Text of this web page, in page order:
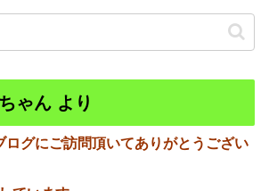
ゃん より
ログにご訪問頂いてありがとうござい